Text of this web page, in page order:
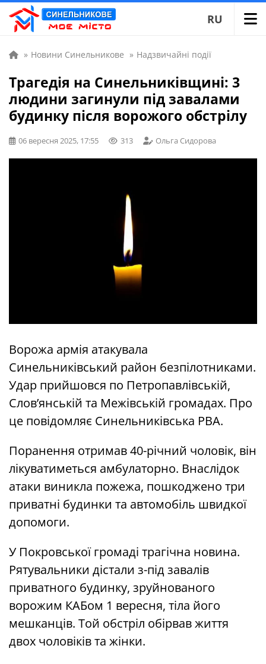
RU
» Новини Синельникове » Надзвичайні події
Трагедія на Синельниківщині: 3
людини загинули під завалами
будинку після ворожого обстрілу
06 вересня 2025, 17:55 313 Ольга Сидорова
Ворожа армія атакувала
Синельниківський район безпілотниками.
Удар прийшовся по Петропавлівській,
Слов’янській та Межівській громадах. Про
це повідомляє Синельниківська РВА.
Поранення отримав 40-річний чоловік, він
лікуватиметься амбулаторно. Внаслідок
атаки виникла пожежа, пошкоджено три
приватні будинки та автомобіль швидкої
допомоги.
У Покровської громаді трагічна новина.
Рятувальники дістали з-під завалів
приватного будинку, зруйнованого
ворожим КАБом 1 вересня, тіла його
мешканців. Той обстріл обірвав життя
двох чоловіків та жінки.